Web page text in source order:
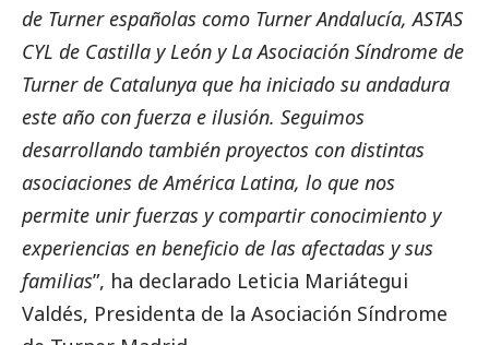
de Turner españolas como Turner Andalucía, ASTAS
CYL de Castilla y León y La Asociación Síndrome de
Turner de Catalunya que ha iniciado su andadura
este año con fuerza e ilusión. Seguimos
desarrollando también proyectos con distintas
asociaciones de América Latina, lo que nos
permite unir fuerzas y compartir conocimiento y
experiencias en beneficio de las afectadas y sus
familias”, ha declarado Leticia Mariátegui
Valdés, Presidenta de la Asociación Síndrome